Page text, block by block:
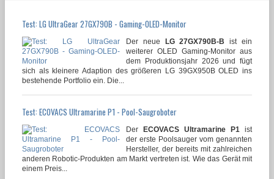
Test: LG UltraGear 27GX790B - Gaming-OLED-Monitor
Der neue LG 27GX790B-B
ist ein
weiterer OLED Gaming-Monitor aus
dem Produktionsjahr 2026 und fügt
sich als kleinere Adaption des größeren LG 39GX950B OLED ins
bestehende Portfolio ein. Die...
Test: ECOVACS Ultramarine P1 - Pool-Saugroboter
Der ECOVACS Ultramarine P1 ist
der erste Poolsauger vom genannten
Hersteller, der bereits mit zahlreichen
anderen Robotic-Produkten am Markt vertreten ist. Wie das Gerät mit
einem Preis...